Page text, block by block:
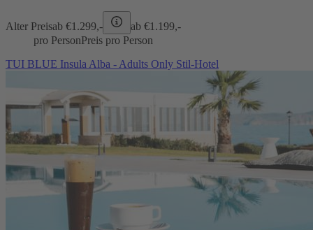
Alter Preisab €1.299,- ab €1.199,-
pro PersonPreis pro Person
TUI BLUE Insula Alba - Adults Only Stil-Hotel